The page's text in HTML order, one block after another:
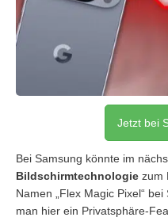
Jetzt bei
Bei Samsung könnte im
Bildschirmtechnologie zum
Namen „Flex Magic Pixel“
man hier ein Privatsphäre-